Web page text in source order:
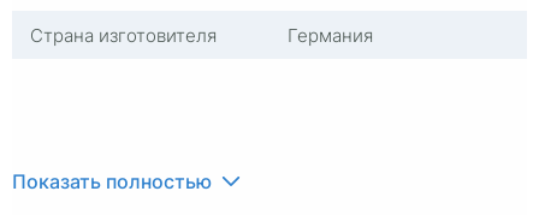
Страна изготовителя
Германия
Показать полностью